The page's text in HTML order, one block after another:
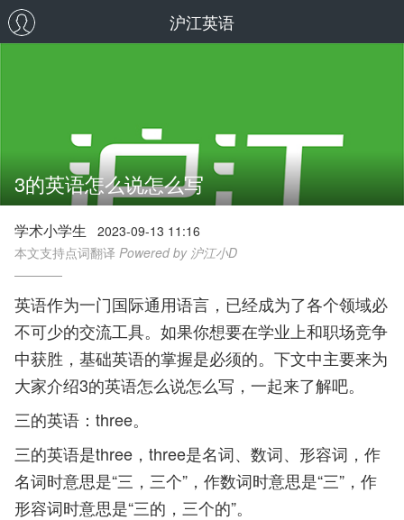
沪江英语
3的英语怎么说怎么写
学术小学生
2023-09-13 11:16
本文支持点词翻译 Powered by 沪江小D
英语作为一门国际通用语言，已经成为了各个领域必
不可少的交流工具。如果你想要在学业上和职场竞争
中获胜，基础英语的掌握是必须的。下文中主要来为
大家介绍3的英语怎么说怎么写，一起来了解吧。
三的英语：three。
三的英语是three，three是名词、数词、形容词，作
名词时意思是“三，三个”，作数词时意思是“三”，作
形容词时意思是“三的，三个的”。